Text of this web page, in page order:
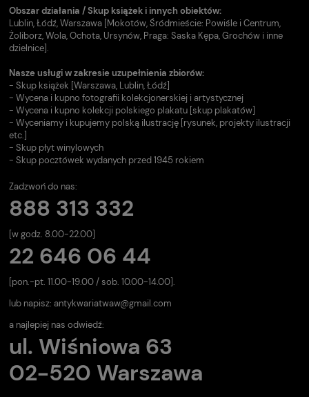
Obszar działania / Skup książek i innych obiektów:
Lublin, Łódź, Warszawa [Mokotów, Śródmieście: Powiśle i Centrum,
Żoliborz, Wola, Ochota, Ursynów, Praga: Saska Kępa, Grochów i inne
dzielnice].
Nasze usługi w zakresie uzupełnienia zbiorów:
- Skup książek [Warszawa, Lublin, Łódź]
- Wycena i kupno fotografii kolekcjonerskiej i artystycznej
- Wycena i kupno kolekcji polskiego plakatu [skup plakatów]
- Wyceniamy i kupujemy polską ilustrację [rysunek, projekty ilustracji
etc.]
- Skup płyt winylowych
- Skup pocztówek wydanych przed 1945 rokiem
Zadzwoń do nas:
888 313 332
[w godz. 8.00-22.00]
22 646 06 44
[pon.-pt. 11.00-19.00 / sob. 10.00-14.00].
lub napisz: antykwariatwaw@gmail.com
a najlepiej nas odwiedź:
ul. Wiśniowa 63
02-520 Warszawa